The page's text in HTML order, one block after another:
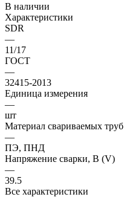
В наличии
Характеристики
SDR
—
11/17
ГОСТ
—
32415-2013
Единица измерения
—
шт
Материал свариваемых труб
—
ПЭ, ПНД
Напряжение сварки, В (V)
—
39.5
Все характеристики